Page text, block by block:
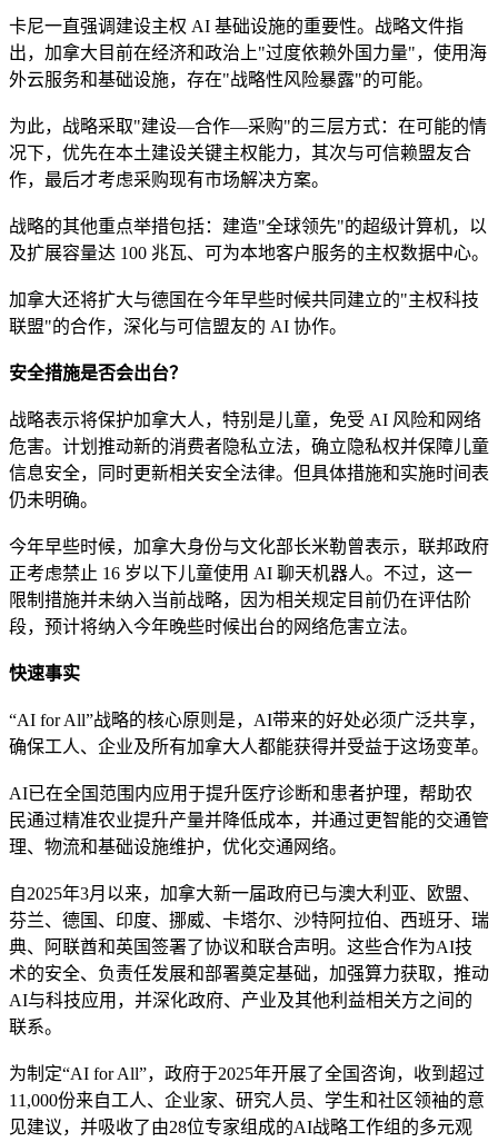
卡尼一直强调建设主权 AI 基础设施的重要性。战略文件指
出，加拿大目前在经济和政治上"过度依赖外国力量"，使用海
外云服务和基础设施，存在"战略性风险暴露"的可能。
为此，战略采取"建设—合作—采购"的三层方式：在可能的情
况下，优先在本土建设关键主权能力，其次与可信赖盟友合
作，最后才考虑采购现有市场解决方案。
战略的其他重点举措包括：建造"全球领先"的超级计算机，以
及扩展容量达 100 兆瓦、可为本地客户服务的主权数据中心。
加拿大还将扩大与德国在今年早些时候共同建立的"主权科技
联盟"的合作，深化与可信盟友的 AI 协作。
安全措施是否会出台？
战略表示将保护加拿大人，特别是儿童，免受 AI 风险和网络
危害。计划推动新的消费者隐私立法，确立隐私权并保障儿童
信息安全，同时更新相关安全法律。但具体措施和实施时间表
仍未明确。
今年早些时候，加拿大身份与文化部长米勒曾表示，联邦政府
正考虑禁止 16 岁以下儿童使用 AI 聊天机器人。不过，这一
限制措施并未纳入当前战略，因为相关规定目前仍在评估阶
段，预计将纳入今年晚些时候出台的网络危害立法。
快速事实
“AI for All”战略的核心原则是，AI带来的好处必须广泛共享，
确保工人、企业及所有加拿大人都能获得并受益于这场变革。
AI已在全国范围内应用于提升医疗诊断和患者护理，帮助农
民通过精准农业提升产量并降低成本，并通过更智能的交通管
理、物流和基础设施维护，优化交通网络。
自2025年3月以来，加拿大新一届政府已与澳大利亚、欧盟、
芬兰、德国、印度、挪威、卡塔尔、沙特阿拉伯、西班牙、瑞
典、阿联酋和英国签署了协议和联合声明。这些合作为AI技
术的安全、负责任发展和部署奠定基础，加强算力获取，推动
AI与科技应用，并深化政府、产业及其他利益相关方之间的
联系。
为制定“AI for All”，政府于2025年开展了全国咨询，收到超过
11,000份来自工人、企业家、研究人员、学生和社区领袖的意
见建议，并吸收了由28位专家组成的AI战略工作组的多元观